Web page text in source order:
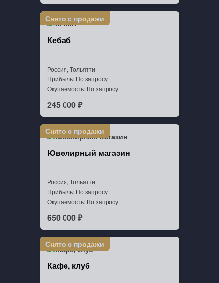
Кебаб
Россия, Тольятти
Прибыль: По запросу
Окупаемость: По запросу
245 000 ₽
Ювелирный магазин
Россия, Тольятти
Прибыль: По запросу
Окупаемость: По запросу
650 000 ₽
Кафе, клуб